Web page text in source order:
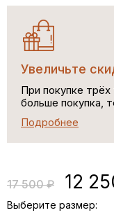
Увеличьте
При покупке
больше покупка,
Подробнее
17 500 ₽ 12
Выберите размер: